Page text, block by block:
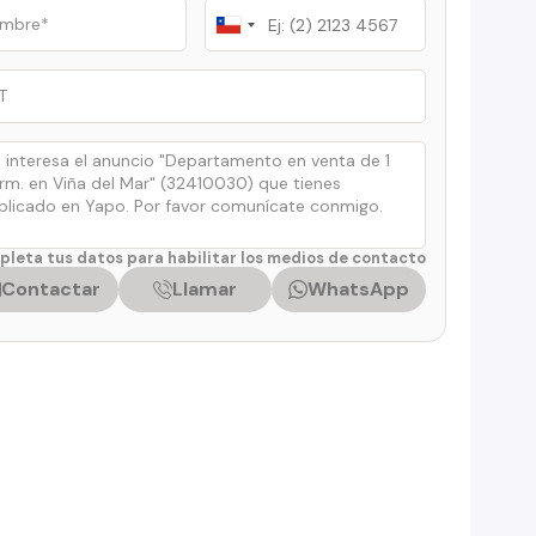
Chile
+56
tus datos para habilitar los medios de contacto
Contactar Llamar WhatsApp